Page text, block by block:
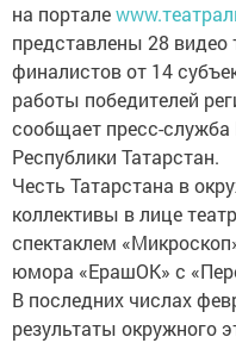
на портале
представлены 28 видео
финалистов от 14
работы победителей
сообщает пресс-
Республики Татарстан.
Честь Татарстана в
коллективы в лице
спектаклем
юмора «ЕрашОК» с
В последних числах
результаты окружного